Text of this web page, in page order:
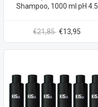
Shampoo, 1000 ml pH 4.5
€21,85 €13,95